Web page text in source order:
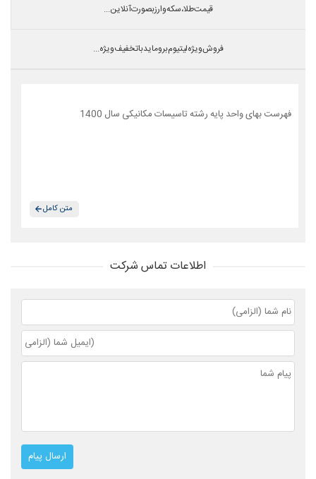
قیمت طلا،سکه و ارز بصورت آنلاین...
فروش ویژه لیتیوم بروماید با تخفیف ویژه...
فهرست بهای واحد پایه رشته تاسیسات مکانیکی سال 1400
متن کامل
اطلاعات تماس شرکت